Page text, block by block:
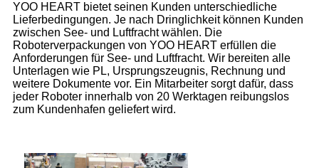
YOO HEART bietet seinen Kunden unterschiedliche
Lieferbedingungen. Je nach Dringlichkeit können Kunden
zwischen See- und Luftfracht wählen. Die
Roboterverpackungen von YOO HEART erfüllen die
Anforderungen für See- und Luftfracht. Wir bereiten alle
Unterlagen wie PL, Ursprungszeugnis, Rechnung und
weitere Dokumente vor. Ein Mitarbeiter sorgt dafür, dass
jeder Roboter innerhalb von 20 Werktagen reibungslos
zum Kundenhafen geliefert wird.